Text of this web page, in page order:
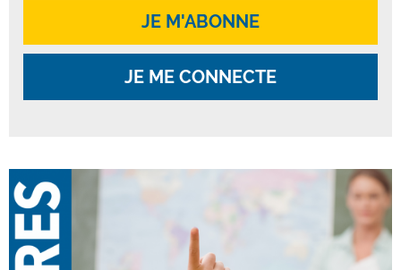
JE M'ABONNE
JE ME CONNECTE